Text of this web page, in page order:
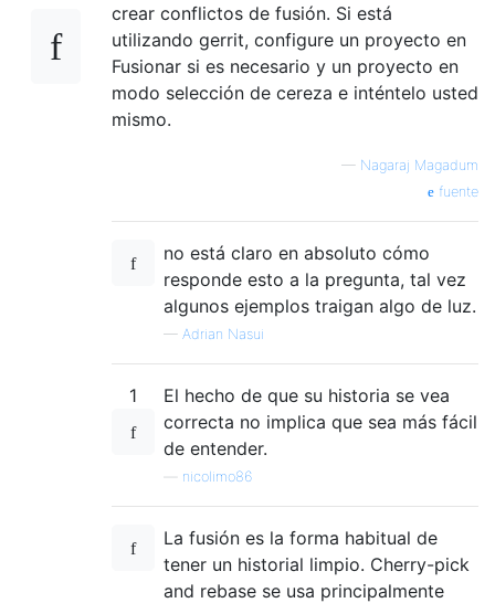
crear conflictos de fusión. Si está
utilizando gerrit, configure un proyecto en
Fusionar si es necesario y un proyecto en
modo selección de cereza e inténtelo usted
mismo.
— Nagaraj Magadum
fuente
no está claro en absoluto cómo
responde esto a la pregunta, tal vez
algunos ejemplos traigan algo de luz.
— Adrian Nasui
1
El hecho de que su historia se vea
correcta no implica que sea más fácil
de entender.
nicolimo86
La fusión es la forma habitual de
tener un historial limpio. Cherry-pick
and rebase se usa principalmente